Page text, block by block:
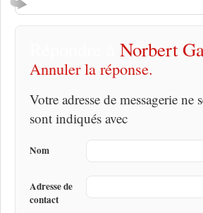
Norbert
Annuler la réponse.
Votre adresse de messagerie
sont indiqués avec
Nom
Adresse de
contact